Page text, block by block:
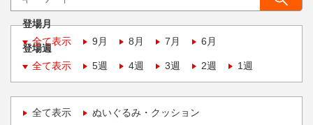
登場月
全て表示
9月 8月 7月 6月
登場週
全て表示
5週 4週 3週 2週 1週
全て表示 ぬいぐるみ・クッション